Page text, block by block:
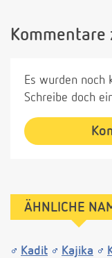
Es wurden noch
Schreibe doch
ÄHNLICHE
Kadit Kajika